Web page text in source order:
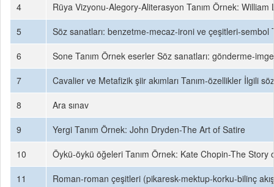
4
Rüya Vizyonu-Alegory-Aliterasyon Tanım Örnek:
5
Söz sanatları: benzetme-mecaz-ironi ve çeşitleri-
6
Sone Tanım Örnek eserler Söz sanatları: gönderme-
7
Cavalier ve Metafizik şiir akımları Tanım-özellikler İlgili
8
Ara sınav
9
Yergi Tanım Örnek: John Dryden-The Art of Satire
10
Öykü-öykü öğeleri Tanım Örnek: Kate Chopin-The Story
11
Roman-roman çeşitleri (pikaresk-mektup-korku-bilinç